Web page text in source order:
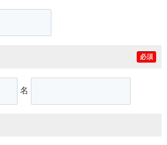
必須
名